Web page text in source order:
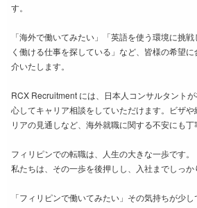
す。
「海外で働いてみたい」「英語を使う環境に挑
く働ける仕事を探している」など、皆様の希望
介いたします。
RCX Recruitment には、日本人コンサルタント
心してキャリア相談をしていただけます。ビザ
リアの見通しなど、海外就職に関する不安にも丁
フィリピンでの転職は、人生の大きな一歩です。
私たちは、その一歩を後押しし、入社までしっか
「フィリピンで働いてみたい」その気持ちが少